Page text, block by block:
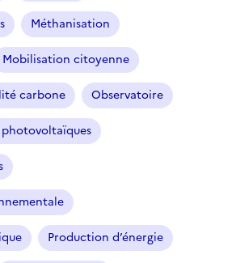
Méthanisation
Mobilisation citoyenne
carbone Observatoire
photovoltaïques
Production d’énergie